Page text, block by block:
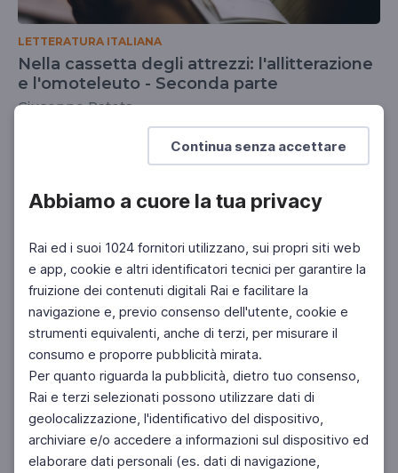
Continua senza accettare
Abbiamo a cuore la tua privacy
Rai ed i suoi 1024 fornitori utilizzano, sui propri siti web
e app, cookie e altri identificatori tecnici per garantire la
fruizione dei contenuti digitali Rai e facilitare la
navigazione e, previo consenso dell'utente, cookie e
strumenti equivalenti, anche di terzi, per misurare il
consumo e proporre pubblicità mirata.
Per quanto riguarda la pubblicità, dietro tuo consenso,
Rai e terzi selezionati possono utilizzare dati di
geolocalizzazione, l'identificativo del dispositivo,
archiviare e/o accedere a informazioni sul dispositivo ed
elaborare dati personali (es. dati di navigazione,
LETTERATURA ITALIANA
Nella cassetta degli attrezzi: l'allitterazione
e l'omoteleuto - Seconda parte
Giuseppe Patota